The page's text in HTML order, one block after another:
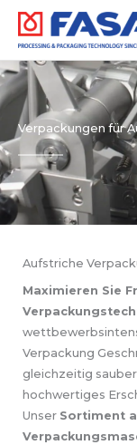
Zum
Inhalt
springen
Verpackungen für
Aufstriche
Maximieren Sie
Verpackung
gleichzeitig
hochwertiges
Unser Sortiment